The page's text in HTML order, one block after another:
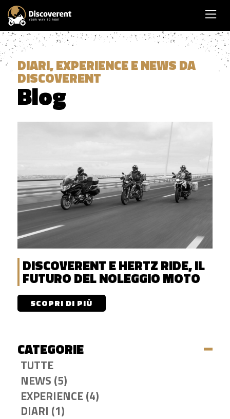
DIARI, EXPERIENCE E NEWS DA
DISCOVERENT
Blog
DISCOVERENT E HERTZ RIDE, IL
FUTURO DEL NOLEGGIO MOTO
SCOPRI DI PIÙ
CATEGORIE
TUTTE
NEWS (5)
EXPERIENCE (4)
DIARI (1)